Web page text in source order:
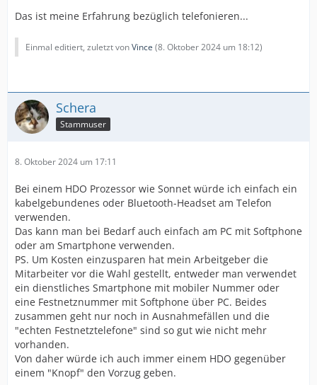
Das ist meine Erfahrung bezüglich telefonieren...
Einmal editiert, zuletzt vonVince (8. Oktober 2024 um 18:12)
Schera
Stammuser
8. Oktober 2024 um 17:11
Bei einem HDO Prozessor wie Sonnet würde ich einfach ein
kabelgebundenes oder Bluetooth-Headset am Telefon
verwenden.
Das kann man bei Bedarf auch einfach am PC mit Softphone
oder am Smartphone verwenden.
PS. Um Kosten einzusparen hat mein Arbeitgeber die
Mitarbeiter vor die Wahl gestellt, entweder man verwendet
ein dienstliches Smartphone mit mobiler Nummer oder
eine Festnetznummer mit Softphone über PC. Beides
zusammen geht nur noch in Ausnahmefällen und die
"echten Festnetztelefone" sind so gut wie nicht mehr
vorhanden.
Von daher würde ich auch immer einem HDO gegenüber
einem "Knopf" den Vorzug geben.